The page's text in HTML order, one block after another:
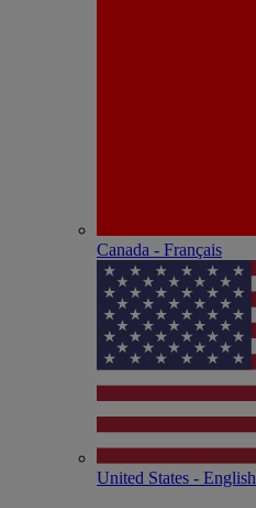
Canada - Français
United States - English